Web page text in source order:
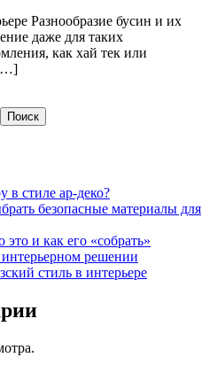
Разнообразие бусин и их
даже для таких
как хай тек или
Поиск
в стиле ар-деко?
безопасные материалы для
и как его «собрать»
решении
стиль в интерьере